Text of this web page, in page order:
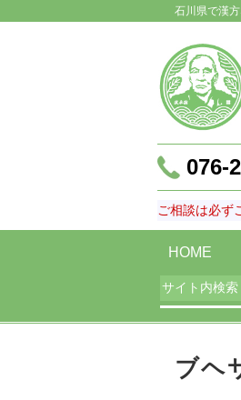
石川県で漢
076-
ご相談は必ず
HOME
ブヘ